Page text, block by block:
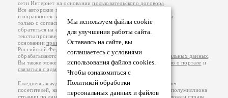
Мы используем файлы cookie
для улучшения работы сайта.
Оставаясь на сайте, вы
соглашаетесь с условиями
использования файлов cookies.
Чтобы ознакомиться с
Политикой обработки
персональных данных и файлов
сети Интернет на основаниипользовательского договора
Все авторские права на произведения принадлежат авторам
и охраняются законом
. Перепечатка произведений возможна
только с согласия его автора, к которому вы можете
обратиться на его авторской странице. Ответственность за
тексты произведений авторы несут самостоятельно на
основанииправил публикацииизаконодательства
Российской Федерации
обрабатываются на основанииПолитики обработки персональных данных
Вы также можете посмотреть более подробнуюинформацию о портале и
связаться с администрацией
Ежедневная аудитория портала Проза.ру – порядка 100 тысяч
посетителей, которые в общей сумме просматривают более полумиллиона
страниц по данным счетчика посещаемости, который расположен справа